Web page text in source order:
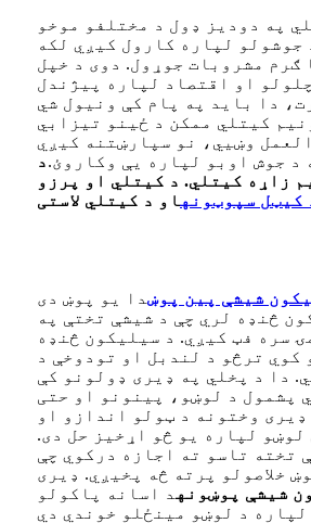
په دودیز ډول د مختلفو موخو
جوشولو لپاره کارول کیږي لکه
ګرم مشروبات جوړول. دوی د خپل
او اقتصاد لپاره پیژندل
دا باید په پام کې ونیول شي
کیتلي ممکن د ځینو تیزابي
وښيي، نو سپارښتنه کیږي
د جوش اوبو لپاره یې وکاروئ.د
زاړه کیتلي. د کیتلي او پرزو
کیټل سپوټونهاو د کیتلي لاستی
شیشې پین پوښدا یو پوښ دی
څنډه لري چې د شیشې تختې په
سره فټ کیږي. د سیلیکون څنډه
کوي ترڅو د لندبل او تودوخې د
دا د پخلي په ډیری ډولونو کې
پشمول د لوښو، پینونو او حتی
وختونه د ټولو اندازو او
لپاره یو څو اړخیز حل دی.
تخته تاسو ته اجازه درکوي چې
خلاصولو پرته څه پخیږي. ډیری
شیشې پوښونهد اسانه پاکولو